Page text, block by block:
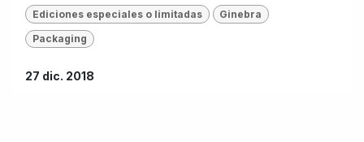
Ediciones especiales o limitadas Ginebra
Packaging
27 dic. 2018